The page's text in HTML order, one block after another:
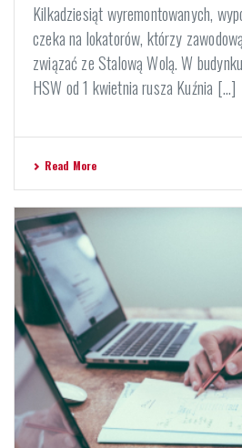
Kilkadziesiąt wyremontowanych,
czeka na lokatorów, którzy
związać ze Stalową Wolą. W
HSW od 1 kwietnia rusza Kuźnia [...]
Read More